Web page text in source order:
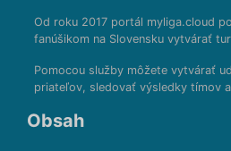
Od roku 2017 portál myliga.cloud
fanúšikom na Slovensku vytvárať
Pomocou služby môžete vytvárať
priateľov, sledovať výsledky tímov
Obsah